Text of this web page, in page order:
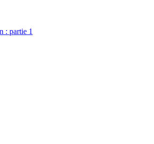
: partie 1